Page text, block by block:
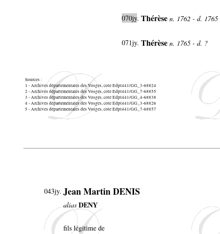
070jy. Thérèse n. 1762 - d. 1765
071jy. Thérèse n. 1765 - d. ?
Sources :
1 - Archives départementales des Vosges, cote Edpt441/GG_3-68824
2 - Archives départementales des Vosges, cote Edpt441/GG_7-68855
3 - Archives départementales des Vosges, cote Edpt441/GG_4-68838
4 - Archives départementales des Vosges, cote Edpt441/GG_3-68826
5 - Archives départementales des Vosges, coteEdpt441/GG_7-68857
043jy. Jean Martin DENIS
alias DENY
fils légitime de